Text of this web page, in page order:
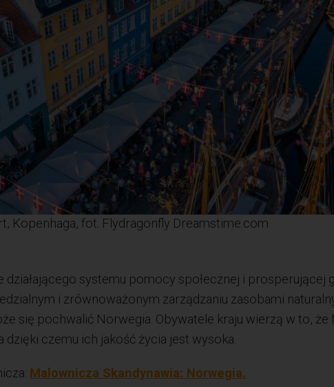
Kopenhaga, fot. Flydragonfly Dreamstime.com
działającego systemu pomocy społecznej i prosperującej
i zrównoważonym zarządzaniu zasobami
się pochwalić Norwegia. Obywatele kraju wierzą w to, że
dzięki czemu ich jakość życia jest wysoka.
Malownicza Skandynawia: Norwegia.